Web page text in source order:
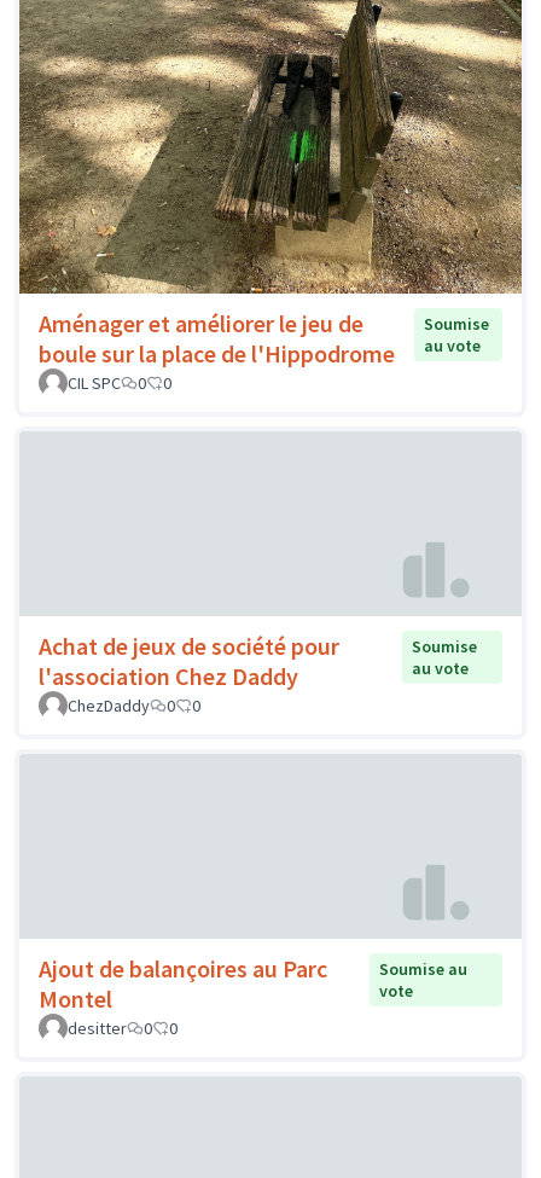
Aménager et améliorer le jeu de
boule sur la place de l'Hippodrome
Soumise
au vote
CIL SPC
0 0
Achat de jeux de société pour
l'association Chez Daddy
Soumise
au vote
ChezDaddy
0 0
Ajout de balançoires au Parc
Montel
Soumise au
vote
desitter
0 0